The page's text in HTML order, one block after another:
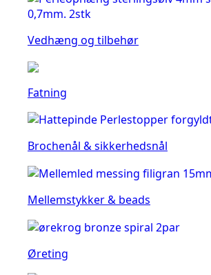
Vedhæng og tilbehør
Fatning
Brochenål & sikkerhedsnål
Mellemstykker & beads
Øreting